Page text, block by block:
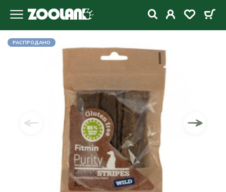
РАСПРОДАНО